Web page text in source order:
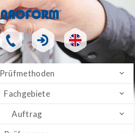
Prüfmethoden
Fachgebiete
Auftrag